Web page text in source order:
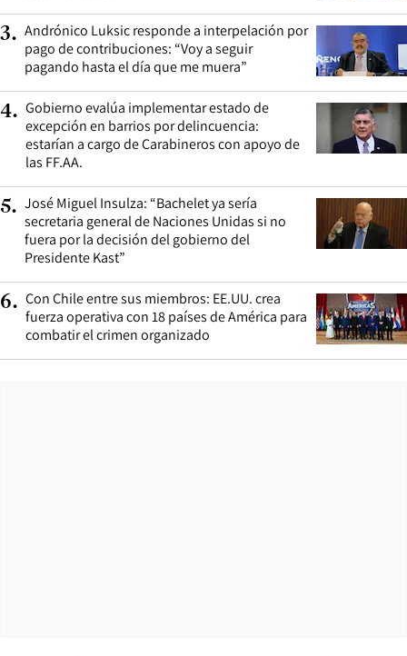
3. Andrónico Luksic responde a interpelación por
pago de contribuciones: “Voy a seguir
pagando hasta el día que me muera”
4. Gobierno evalúa implementar estado de
excepción en barrios por delincuencia:
estarían a cargo de Carabineros con apoyo de
las FF.AA.
5. José Miguel Insulza: “Bachelet ya sería
secretaria general de Naciones Unidas si no
fuera por la decisión del gobierno del
Presidente Kast”
6. Con Chile entre sus miembros: EE.UU. crea
fuerza operativa con 18 países de América para
combatir el crimen organizado